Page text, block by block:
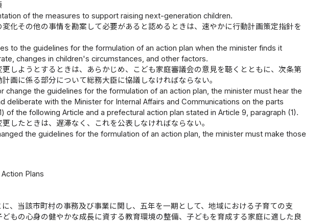
of the measures to support raising next-generation children.
化その他の事情を勘案して必要があると認めるときは、速やかに行動計画策定指針を
to the guidelines for the formulation of an action plan when the minister finds it
changes in children's circumstances, and other factors.
しようとするときは、あらかじめ、こども家庭審議会の意見を聴くとともに、次条第
画に係る部分について総務大臣に協議しなければならない。
the guidelines for the formulation of an action plan, the minister must hear the
deliberate with the Minister for Internal Affairs and Communications on the parts
of the following Article and a prefectural action plan stated in Article 9, paragraph (1).
したときは、遅滞なく、これを公表しなければならない。
the guidelines for the formulation of an action plan, the minister must make those
Plans
、当該市町村の事務及び事業に関し、五年を一期として、地域における子育ての支
もの心身の健やかな成長に資する教育環境の整備、子どもを育成する家庭に適した良